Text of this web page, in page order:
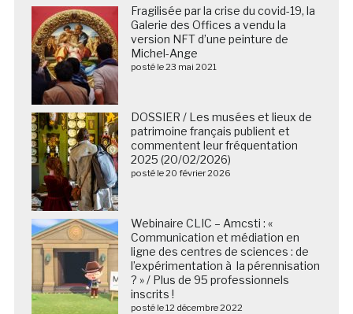
Fragilisée par la crise du covid-19, la
Galerie des Offices a vendu la
version NFT d’une peinture de
Michel-Ange
posté le 23 mai 2021
DOSSIER / Les musées et lieux de
patrimoine français publient et
commentent leur fréquentation
2025 (20/02/2026)
posté le 20 février 2026
Webinaire CLIC – Amcsti : «
Communication et médiation en
ligne des centres de sciences : de
l’expérimentation à la pérennisation
? » / Plus de 95 professionnels
inscrits !
posté le 12 décembre 2022